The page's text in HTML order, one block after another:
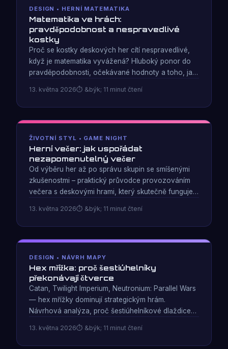
DESIGN • HERNÍ MATEMATIKA
Matematika ve hrách:
pravděpodobnost a nespravedlivé
kostky
Proč se kostky deskových her cítí nespravedlivé,
když je matematika vyvážená? Hluboký ponor do
pravděpodobnosti, očekávané hodnoty a toho, jak
řízení tempa hry.
13. května 2026 &býk; 11 minut čtení
ŽIVOTNÍ STYL • GAME NIGHT
Herní večer: jak uspořádat
nezapomenutelný večer
Od výběru her až po správu skupin se smíšenými
zkušenostmi – praktický průvodce provozováním
večera s deskovými hrami, který skutečně funguje.
soutěživé hráče.
13. května 2026 &býk; 11 minut čtení
DESIGN • NÁVRH MAPY
Hex mřížka: proč šestiúhelníky
překonávají čtverce
Catan, Twilight Imperium, Neutronium: Parallel Wars
— hex mřížky dominují strategickým hrám.
Návrhová analýza, proč šestiúhelníkové dlaždice
než čtvercové sítě.
13. května 2026 &býk; 11 minut čtení